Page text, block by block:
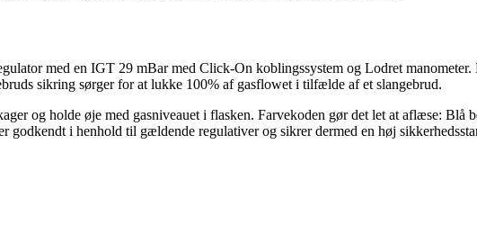
med en IGT 29 mBar med Click-On koblingssystem og Lodret manometer.
sikring sørger for at lukke 100% af gasflowet i tilfælde af et slangebrud.
og holde øje med gasniveauet i flasken. Farvekoden gør det let at aflæse:
godkendt i henhold til gældende regulativer og sikrer dermed en høj